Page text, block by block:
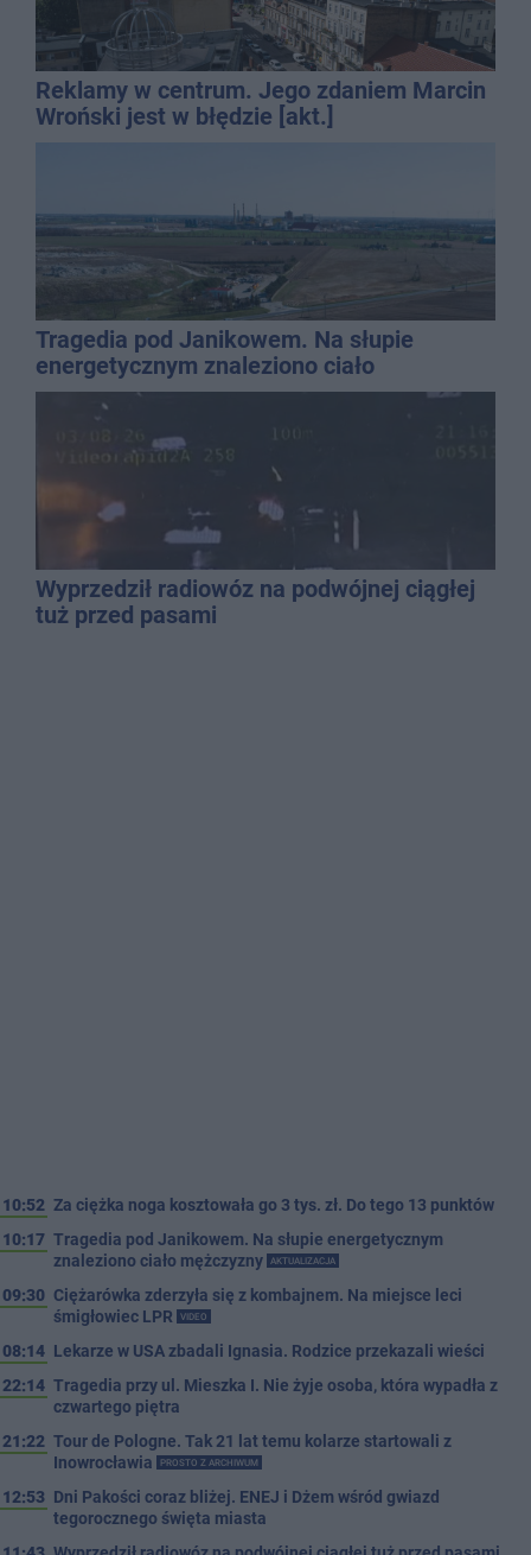
Reklamy w centrum. Jego zdaniem Marcin
Wroński jest w błędzie [akt.]
Tragedia pod Janikowem. Na słupie
energetycznym znaleziono ciało
mężczyzny
Wyprzedził radiowóz na podwójnej ciągłej
tuż przed pasami
10:52 Za ciężka noga kosztowała go 3 tys. zł. Do tego 13 punktów
10:17 Tragedia pod Janikowem. Na słupie energetycznym
znaleziono ciało mężczyzny
AKTUALIZACJA
09:30 Ciężarówka zderzyła się z kombajnem. Na miejsce leci
śmigłowiec LPR
VIDEO
08:14 Lekarze w USA zbadali Ignasia. Rodzice przekazali wieści
22:14 Tragedia przy ul. Mieszka I. Nie żyje osoba, która wypadła z
czwartego piętra
21:22 Tour de Pologne. Tak 21 lat temu kolarze startowali z
Inowrocławia
PROSTO Z ARCHIWUM
12:53 Dni Pakości coraz bliżej. ENEJ i Dżem wśród gwiazd
tegorocznego święta miasta